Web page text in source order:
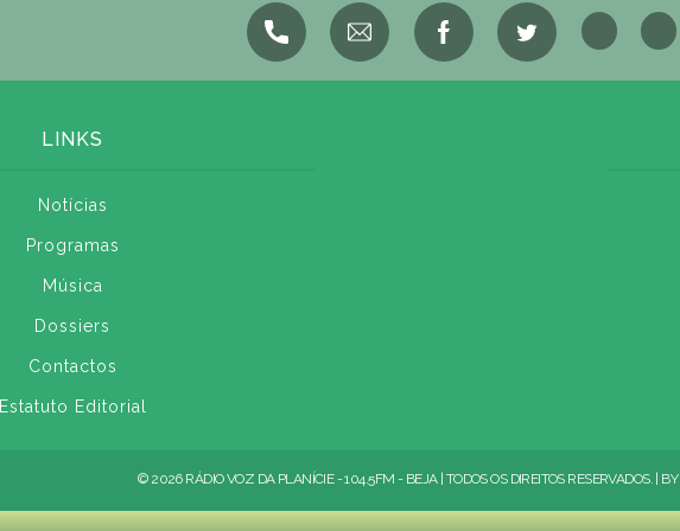
LINKS
Notícias
Programas
Música
Dossiers
Contactos
Estatuto Editorial
© 2026 RÁDIO VOZ DA PLANÍCIE - 104.5FM - BEJA | TODOS OS DIREITOS RESERVADOS. | BY